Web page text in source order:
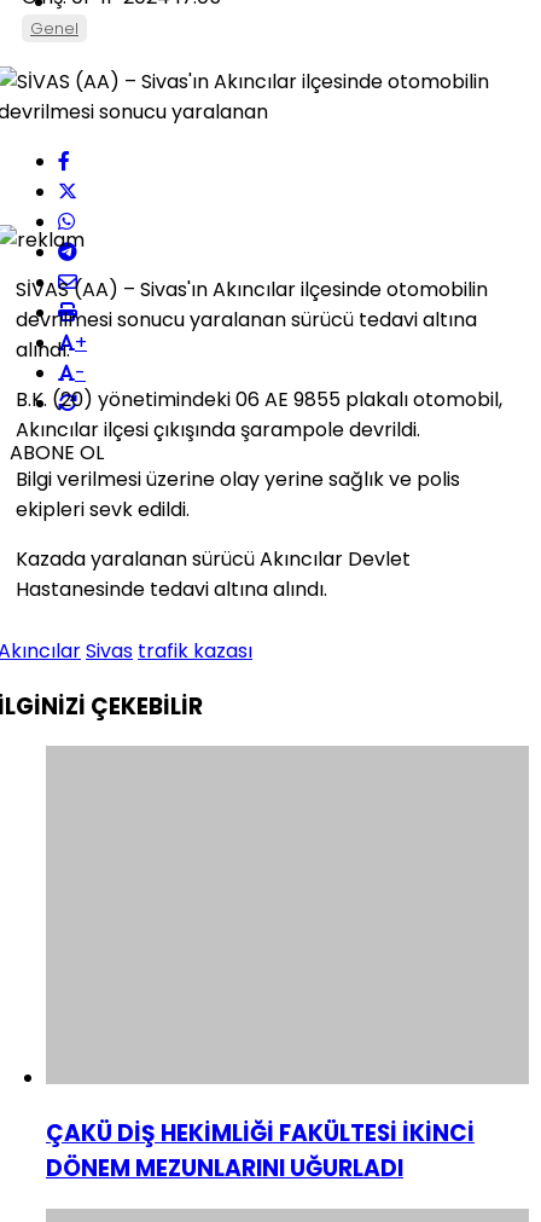
Genel
+
-
ABONE OL
SİVAS (AA) – Sivas'ın Akıncılar ilçesinde otomobilin
devrilmesi sonucu yaralanan sürücü tedavi altına
alındı.
B.K. (20) yönetimindeki 06 AE 9855 plakalı otomobil,
Akıncılar ilçesi çıkışında şarampole devrildi.
Bilgi verilmesi üzerine olay yerine sağlık ve polis
ekipleri sevk edildi.
Kazada yaralanan sürücü Akıncılar Devlet
Hastanesinde tedavi altına alındı.
Sivas trafik kazası
ÇEKEBİLİR
ÇAKÜ DİŞ HEKİMLİĞİ FAKÜLTESİ İKİNCİ
DÖNEM MEZUNLARINI UĞURLADI